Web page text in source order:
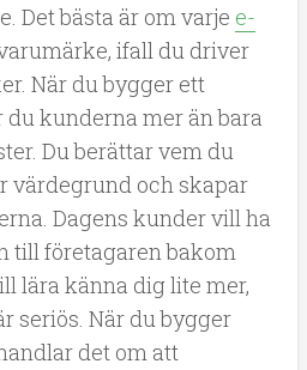
Det bästa är om varje e-
ifall du driver
När du bygger ett
kunderna mer än bara
Du berättar vem du
värdegrund och skapar
Dagens kunder vill ha
till företagaren bakom
lära känna dig lite mer,
seriös. När du bygger
det om att